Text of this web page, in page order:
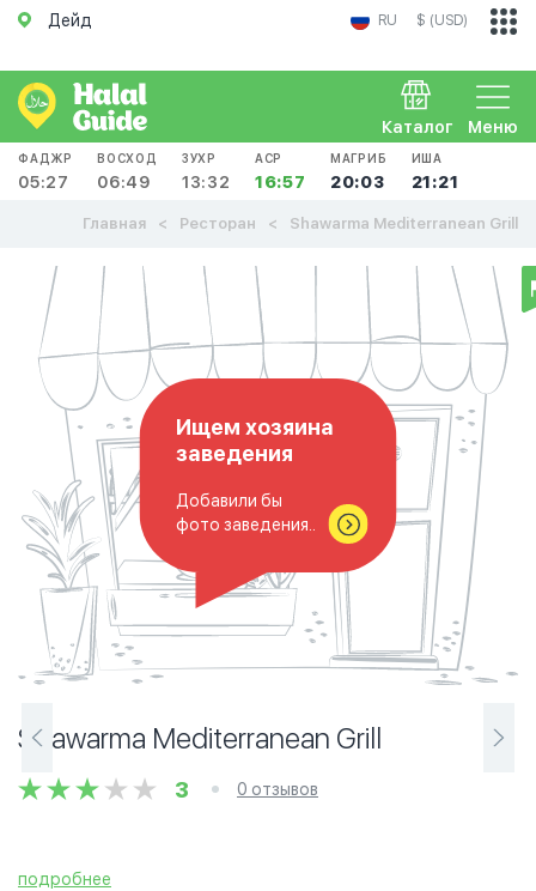
Дейд RU $ (USD)
Меню
Каталог
ФАДЖР
05:27
ВОСХОД
06:49
ЗУХР
13:32
АСР
16:57
МАГРИБ
20:03
ИША
21:21
Главная Ресторан Shawarma Mediterranean Grill
Ищем хозяина
заведения
Добавили бы
фото заведения..
Shawarma Mediterranean Grill
3 0 отзывов
подробнее